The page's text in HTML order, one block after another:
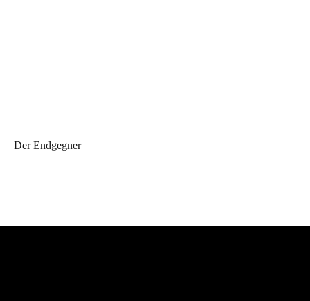
Der Endgegner